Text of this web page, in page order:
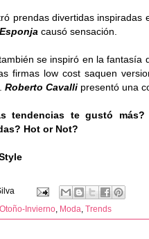
prendas divertidas inspiradas
causó sensación.
se inspiró en la fantasía
firmas low cost saquen
Roberto Cavalli presentó una
tendencias te gustó
Hot or Not?
Invierno Moda Trends